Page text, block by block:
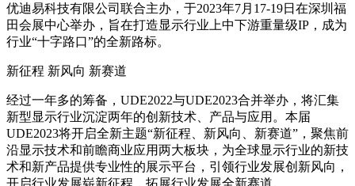
优迪易科技有限公司联合主办，于2023年7月17-19日在深圳福
田会展中心举办，旨在打造显示行业上中下游重量级IP，成为
行业“十字路口”的全新路标。
新征程 新风向 新赛道
经过一年多的筹备，UDE2022与UDE2023合并举办，将汇集
新型显示行业沉淀两年的创新技术、产品与应用。本届
UDE2023将开启全新主题“新征程、新风向、新赛道”，聚焦前
沿显示技术和前瞻商业应用两大板块，为全球显示行业的新技
术和新产品提供专业性的展示平台，引领行业发展创新风向，
开启行业发展崭新征程，拓展行业发展全新赛道。